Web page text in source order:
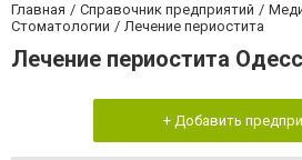
Главная Справочник предприятий
Стоматологии
Лечение периостита
Лечение периостита
+ Добавить